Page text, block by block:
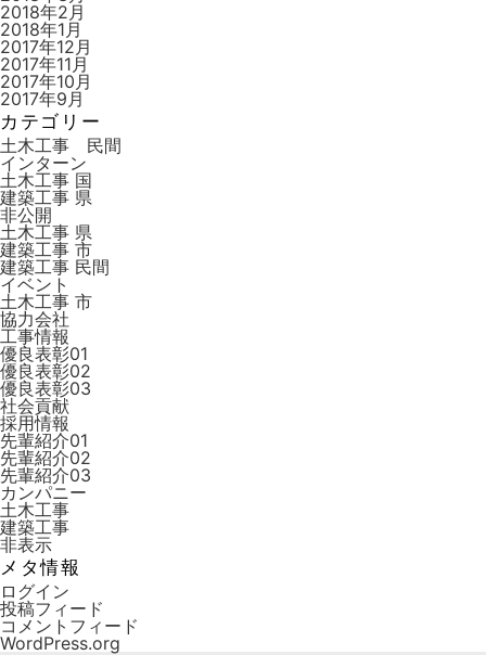
2018年2月
2018年1月
2017年12月
2017年11月
2017年10月
2017年9月
カテゴリー
土木工事 民間
インターン
土木工事 国
建築工事 県
非公開
土木工事 県
建築工事 市
建築工事 ⺠間
イベント
土木工事 市
協力会社
工事情報
優良表彰01
優良表彰02
優良表彰03
社会貢献
採用情報
先輩紹介01
先輩紹介02
先輩紹介03
カンパニー
土木工事
建築工事
非表示
メタ情報
ログイン
投稿フィード
コメントフィード
WordPress.org